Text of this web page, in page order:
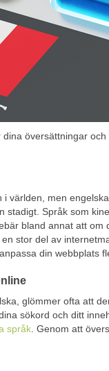
översättningar
världen, men
stadigt. Språk som
bland annat att om
stor del av
din webbplats
glömmer ofta att
sökord och ditt
språk . Genom att